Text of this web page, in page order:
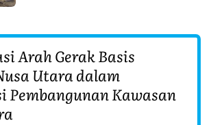
Arah Gerak Basis
Utara dalam
Pembangunan Kawasan